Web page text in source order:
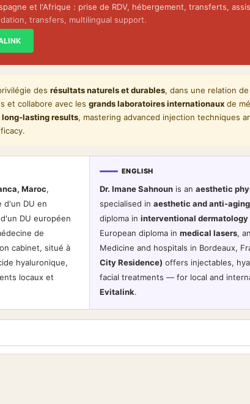
et l'Afrique : prise de RDV, hébergement, transferts,
transfers, multilingual support.
des résultats naturels et durables, dans une relation
et collabore avec les grands laboratoires internationaux de
long-lasting results, mastering advanced injection techniques
Maroc,
d'un DU en
DU européen
de
cabinet, situé à
hyaluronique,
locaux et
ENGLISH
Dr. Imane Sahnoun is an aesthetic
specialised in aesthetic and anti-
diploma in interventional
European diploma in medical lasers,
Medicine and hospitals in Bordeaux,
City Residence) offers injectables,
facial treatments — for local and
Evitalink.